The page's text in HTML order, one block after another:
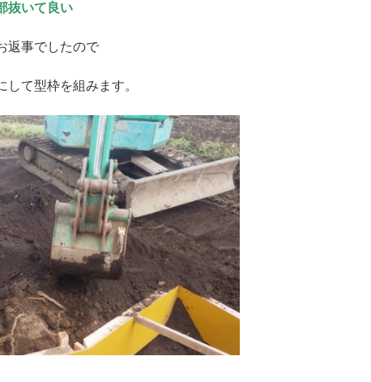
抜いて良い
返事でしたので
して型枠を組みます。